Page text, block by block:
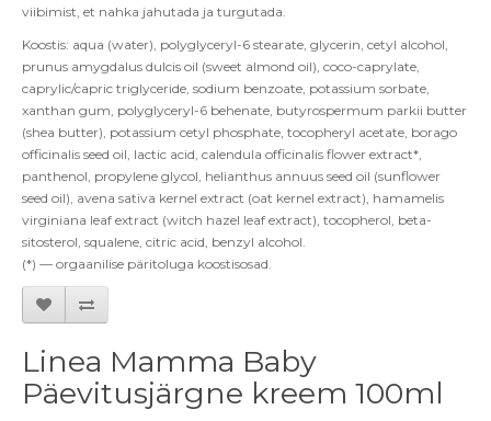
viibimist, et nahka jahutada ja turgutada.
Koostis: aqua (water), polyglyceryl-6 stearate, glycerin, cetyl alcohol,
prunus amygdalus dulcis oil (sweet almond oil), coco-caprylate,
caprylic/capric triglyceride, sodium benzoate, potassium sorbate,
xanthan gum, polyglyceryl-6 behenate, butyrospermum parkii butter
(shea butter), potassium cetyl phosphate, tocopheryl acetate, borago
officinalis seed oil, lactic acid, calendula officinalis flower extract*,
panthenol, propylene glycol, helianthus annuus seed oil (sunflower
seed oil), avena sativa kernel extract (oat kernel extract), hamamelis
virginiana leaf extract (witch hazel leaf extract), tocopherol, beta-
sitosterol, squalene, citric acid, benzyl alcohol.
(*) — orgaanilise päritoluga koostisosad.
Linea Mamma Baby
Päevitusjärgne kreem 100ml